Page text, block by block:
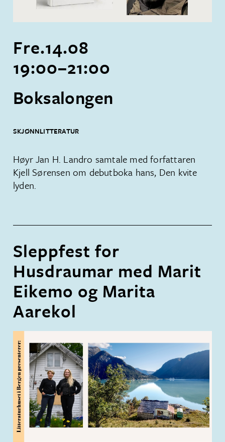
Boksalongen
SKJØNNLITTERATUR
Fre.14.08
19:00–21:00
Høyr Jan H. Landro samtale med forfattaren
Kjell Sørensen om debutboka hans, Den kvite
lyden.
Sleppfest for
Husdraumar med Marit
Eikemo og Marita
Aarekol